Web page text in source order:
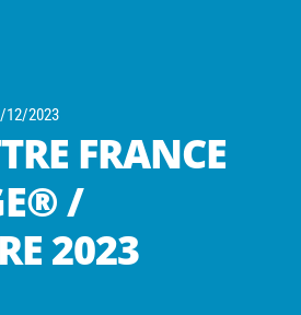
12/2023
FRANCE
/
2023